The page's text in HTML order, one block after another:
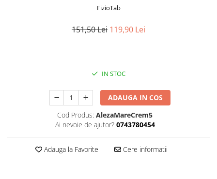
FizioTab
151,50 Lei 119,90 Lei
IN STOC
ADAUGA IN COS
Cod Produs: AlezaMareCrem5
Ai nevoie de ajutor? 0743780454
Adauga la Favorite Cere informatii